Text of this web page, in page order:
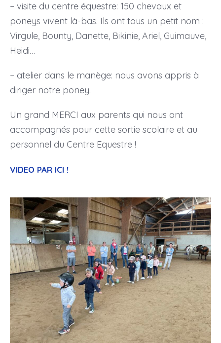
– visite du centre équestre: 150 chevaux et
poneys vivent là-bas. Ils ont tous un petit nom :
Virgule, Bounty, Danette, Bikinie, Ariel, Guimauve,
Heidi…
– atelier dans le manège: nous avons appris à
diriger notre poney.
Un grand MERCI aux parents qui nous ont
accompagnés pour cette sortie scolaire et au
personnel du Centre Equestre !
VIDEO PAR ICI !